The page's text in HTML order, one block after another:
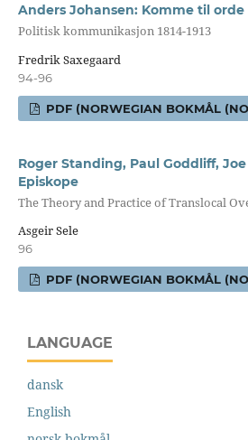
Anders Johansen: Komme til orde
Politisk kommunikasjon 1814-1913
Fredrik Saxegaard
94-96
PDF (NORWEGIAN BOKMÅL
Roger Standing, Paul Goddliff,
Episkope
The Theory and Practice of Translocal
Asgeir Sele
96
PDF (NORWEGIAN BOKMÅL
LANGUAGE
dansk
English